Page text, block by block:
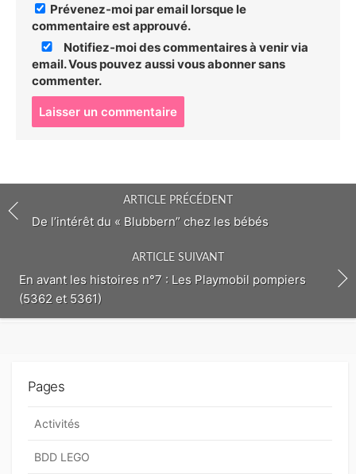
Prévenez-moi par email lorsque le
commentaire est approuvé.
Notifiez-moi des commentaires à venir via
email. Vous pouvez aussivous abonnersans
commenter.
o
m
m
n
ARTICLE PRÉCÉDENT
De l’intérêt du « Blubbern” chez les bébés
ARTICLE SUIVANT
En avant les histoires n°7 : Les Playmobil pompiers
(5362 et 5361)
Pages
Activités
BDD LEGO